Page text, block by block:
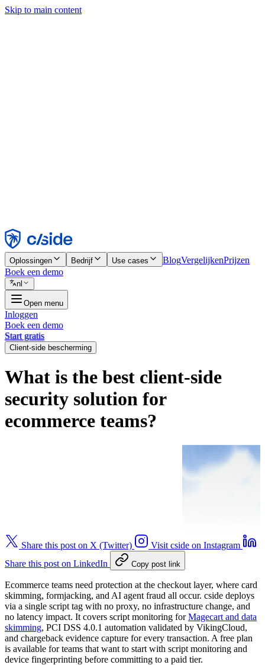
Skip to main content
Weigeren
Oplossingen Bedrijf Use cases BlogVergelijkenPrijzen
Boek een demo
nl
Open menu
Inloggen
Boek een demo
Start gratis
Client-side bescherming
What is the best client-side
security solution for
ecommerce teams?
Share this post on X (Twitter)
Visit cside on Instagram
Share this post on LinkedIn
Copy post link
Ecommerce teams need protection at the checkout layer, where card
skimming, formjacking, and AI agent fraud all occur. cside deploys
via a single script tag with no proxy, no infrastructure change, and
no latency impact. It covers script monitoring forMagecart and data
skimming, PCI DSS 4.0.1 automation validated by VikingCloud,
and chargeback evidence capture for every transaction. A free plan
is available for teams that want to start with script monitoring and
device fingerprinting before committing to a paid tier.